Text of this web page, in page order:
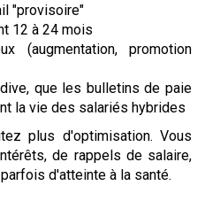
"provisoire"
12 à 24 mois
(augmentation, promotion
que les bulletins de paie
la vie des salariés hybrides
plus d'optimisation. Vous
de rappels de salaire,
d'atteinte à la santé.